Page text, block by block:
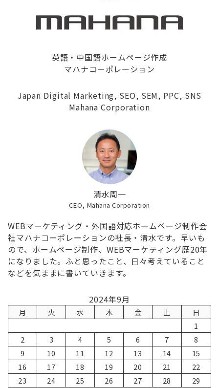
英語・中国語ホームページ作成
マハナコーポレーション
Japan Digital Marketing, SEO, SEM, PPC, SNS
Mahana Corporation
清水周一
CEO, Mahana Corporation
WEBマーケティング・外国語対応ホームページ制作会
社マハナコーポレーションの社長・清水です。早いも
ので、ホームページ制作、WEBマーケティング歴20年
になりました。ふと思ったこと、日々考えていること
などを気ままに書いていきます。
2024年9月
月 火 水 木 金 土
日
1
2
3 4 5 6 7
8
9
10 11 12 13 14
15
16
17 18 19 20 21
22
23
24 25 26 27 28
29